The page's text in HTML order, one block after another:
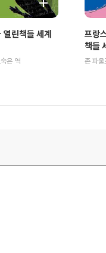
린책들 세계
은 역
프랑
책들
존 파